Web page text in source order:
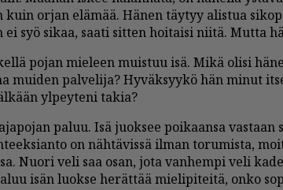
kuin or­jan elä­mää. Hä­nen täy­tyy alis­tua
ei syö si­kaa, saa­ti sit­ten hoi­tai­si nii­tä. Mut­ta
po­jan mie­leen muis­tuu isä. Mikä oli­si
mui­den pal­ve­li­ja? Hy­väk­syy­kö hän mi­nut
yl­pey­te­ni ta­kia?
pa­luu. Isä juok­see poi­kaan­sa vas­taan
on näh­tä­vis­sä il­man to­ru­mis­ta,
Nuo­ri veli saa osan, jota van­hem­pi veli
isän luok­se he­rät­tää mie­li­pi­tei­tä, on­ko